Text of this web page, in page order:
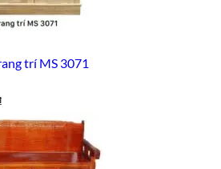
trí MS 3071
hiện
là: